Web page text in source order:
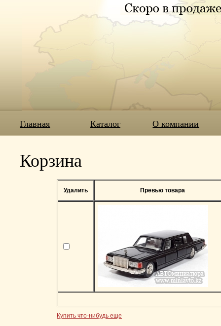
Главная Каталог О компании
Корзина
Удалить Превью товара
Купить что-нибудь еще